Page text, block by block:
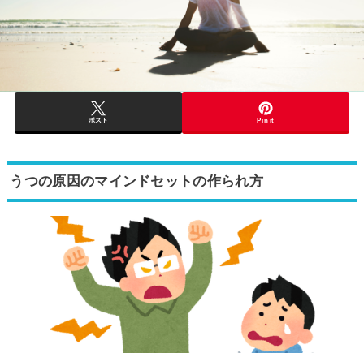
ポスト Pin it
うつの原因のマインドセットの作られ方